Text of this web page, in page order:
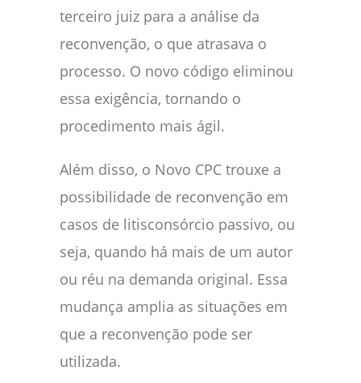
terceiro juiz para a análise da
reconvenção, o que atrasava o
processo. O novo código eliminou
essa exigência, tornando o
procedimento mais ágil.
Além disso, o Novo CPC trouxe a
possibilidade de reconvenção em
casos de litisconsórcio passivo, ou
seja, quando há mais de um autor
ou réu na demanda original. Essa
mudança amplia as situações em
que a reconvenção pode ser
utilizada.